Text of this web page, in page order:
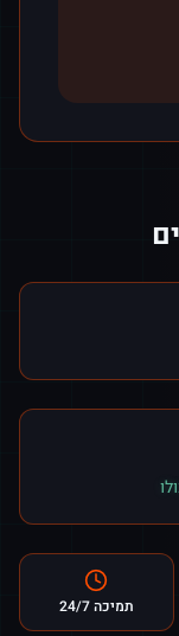
תמיכה 24/7